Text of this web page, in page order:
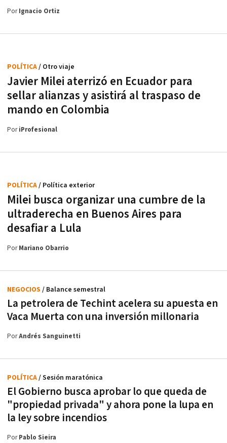
PorIgnacio Ortiz
Javier Milei aterrizó en Ecuador para
sellar alianzas y asistirá al traspaso de
mando en Colombia
POLÍTICA/ Otro viaje
PoriProfesional
Milei busca organizar una cumbre de la
ultraderecha en Buenos Aires para
desafiar a Lula
POLÍTICA/ Política exterior
PorMariano Obarrio
La petrolera de Techint acelera su apuesta en
Vaca Muerta con una inversión millonaria
NEGOCIOS / Balance semestral
PorAndrés Sanguinetti
El Gobierno busca aprobar lo que queda de
"propiedad privada" y ahora pone la lupa en
la ley sobre incendios
POLÍTICA/ Sesión maratónica
PorPablo Sieira